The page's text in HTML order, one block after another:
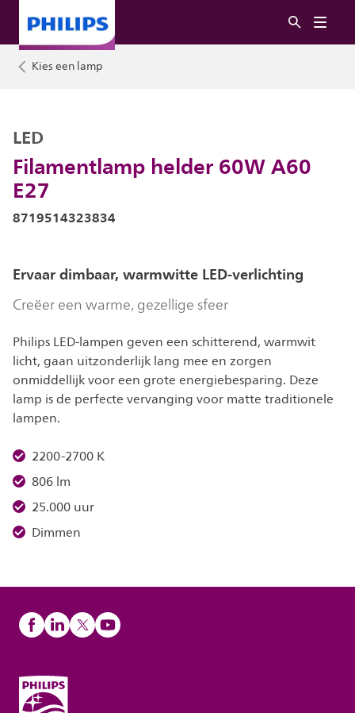
Kies een lamp
Filamentlamp helder 60W A60
E27
LED
8719514323834
Ervaar dimbaar, warmwitte LED-verlichting
Creëer een warme, gezellige sfeer
Philips LED-lampen geven een schitterend, warmwit
licht, gaan uitzonderlijk lang mee en zorgen
onmiddellijk voor een grote energiebesparing. Deze
lamp is de perfecte vervanging voor matte traditionele
lampen.
2200-2700 K
806 lm
25.000 uur
Dimmen